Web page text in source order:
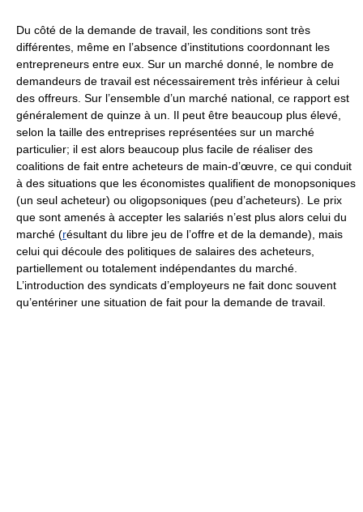
Du côté de la demande de travail, les conditions sont très
différentes, même en l’absence d’institutions coordonnant les
entrepreneurs entre eux. Sur un marché donné, le nombre de
demandeurs de travail est nécessairement très inférieur à celui
des offreurs. Sur l’ensemble d’un marché national, ce rapport est
généralement de quinze à un. Il peut être beaucoup plus élevé,
selon la taille des entreprises représentées sur un marché
particulier; il est alors beaucoup plus facile de réaliser des
coalitions de fait entre acheteurs de main-d’œuvre, ce qui conduit
à des situations que les économistes qualifient de monopsoniques
(un seul acheteur) ou oligopsoniques (peu d’acheteurs). Le prix
que sont amenés à accepter les salariés n’est plus alors celui du
marché (résultant du libre jeu de l’offre et de la demande), mais
celui qui découle des politiques de salaires des acheteurs,
partiellement ou totalement indépendantes du marché.
L’introduction des syndicats d’employeurs ne fait donc souvent
qu’entériner une situation de fait pour la demande de travail.